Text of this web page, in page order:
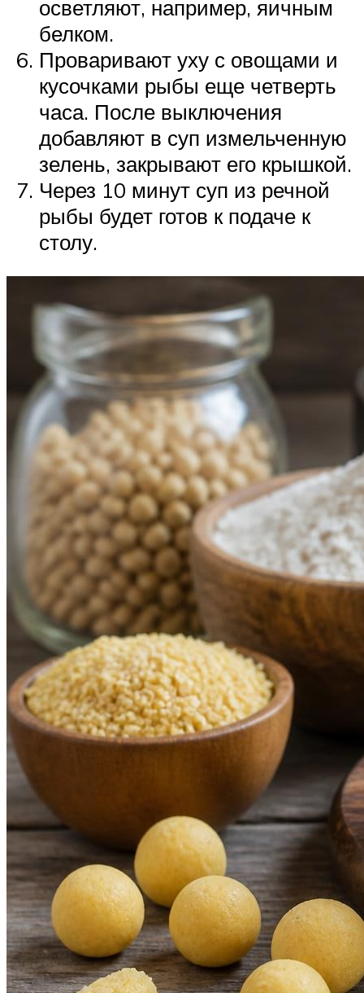
осветляют, например, яичным
белком.
Проваривают уху с овощами и
кусочками рыбы еще четверть
часа. После выключения
добавляют в суп измельченную
зелень, закрывают его крышкой.
Через 10 минут суп из речной
рыбы будет готов к подаче к
столу.